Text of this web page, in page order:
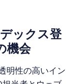
ックス登
機会
明性の高いイン